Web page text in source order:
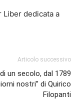
Liber dedicata a
Articolo successivo
un secolo, dal 1789
nostri” di Quirico
Filopanti